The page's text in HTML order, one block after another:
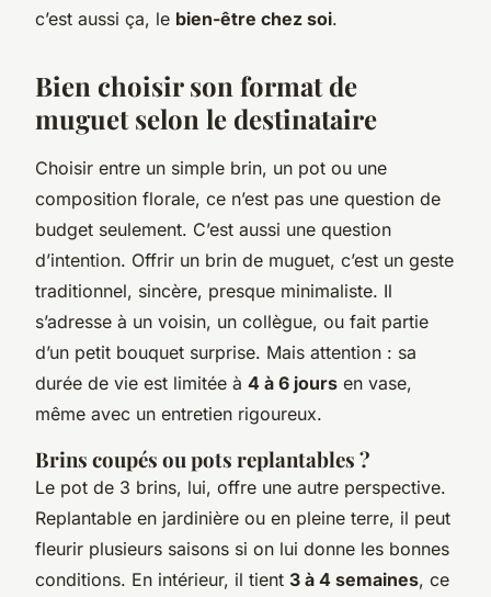
c’est aussi ça, le bien-être chez soi.
Bien choisir son format de
muguet selon le destinataire
Choisir entre un simple brin, un pot ou une
composition florale, ce n’est pas une question de
budget seulement. C’est aussi une question
d’intention. Offrir un brin de muguet, c’est un geste
traditionnel, sincère, presque minimaliste. Il
s’adresse à un voisin, un collègue, ou fait partie
d’un petit bouquet surprise. Mais attention : sa
durée de vie est limitée à 4 à 6 jours en vase,
même avec un entretien rigoureux.
Brins coupés ou pots replantables ?
Le pot de 3 brins, lui, offre une autre perspective.
Replantable en jardinière ou en pleine terre, il peut
fleurir plusieurs saisons si on lui donne les bonnes
conditions. En intérieur, il tient 3 à 4 semaines, ce